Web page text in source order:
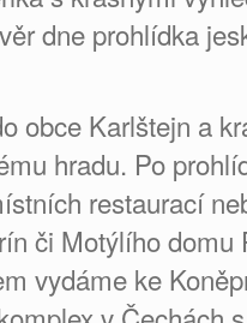
dne prohlídka
obce Karlštejn a
hradu. Po
restaurací
či Motýlího domu
vydáme ke